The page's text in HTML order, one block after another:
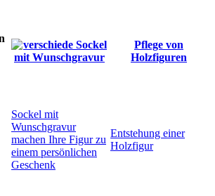
Pflege von
Holzfiguren
Sockel mit
Wunschgravur
machen Ihre Figur zu
einem persönlichen
Geschenk
Entstehung einer
Holzfigur